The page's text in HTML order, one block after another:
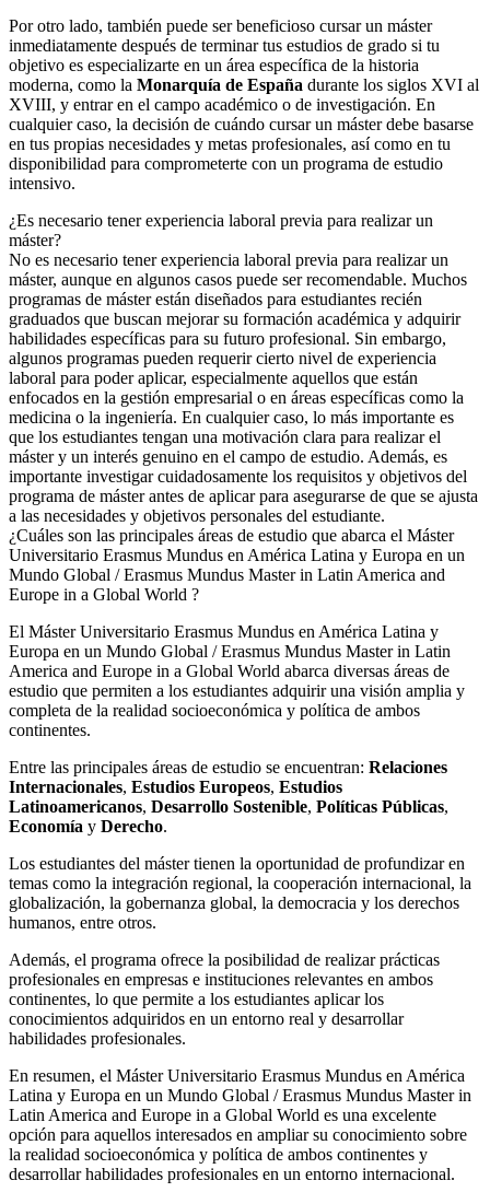
Por otro lado, también puede ser beneficioso cursar un máster
inmediatamente después de terminar tus estudios de grado si tu
objetivo es especializarte en un área específica de la historia
moderna, como la Monarquía de España durante los siglos XVI al
XVIII, y entrar en el campo académico o de investigación. En
cualquier caso, la decisión de cuándo cursar un máster debe basarse
en tus propias necesidades y metas profesionales, así como en tu
disponibilidad para comprometerte con un programa de estudio
intensivo.
¿Es necesario tener experiencia laboral previa para realizar un
máster?
No es necesario tener experiencia laboral previa para realizar un
máster, aunque en algunos casos puede ser recomendable. Muchos
programas de máster están diseñados para estudiantes recién
graduados que buscan mejorar su formación académica y adquirir
habilidades específicas para su futuro profesional. Sin embargo,
algunos programas pueden requerir cierto nivel de experiencia
laboral para poder aplicar, especialmente aquellos que están
enfocados en la gestión empresarial o en áreas específicas como la
medicina o la ingeniería. En cualquier caso, lo más importante es
que los estudiantes tengan una motivación clara para realizar el
máster y un interés genuino en el campo de estudio. Además, es
importante investigar cuidadosamente los requisitos y objetivos del
programa de máster antes de aplicar para asegurarse de que se ajusta
a las necesidades y objetivos personales del estudiante.
¿Cuáles son las principales áreas de estudio que abarca el Máster
Universitario Erasmus Mundus en América Latina y Europa en un
Mundo Global / Erasmus Mundus Master in Latin America and
Europe in a Global World ?
El Máster Universitario Erasmus Mundus en América Latina y
Europa en un Mundo Global / Erasmus Mundus Master in Latin
America and Europe in a Global World abarca diversas áreas de
estudio que permiten a los estudiantes adquirir una visión amplia y
completa de la realidad socioeconómica y política de ambos
continentes.
Entre las principales áreas de estudio se encuentran: Relaciones
Internacionales, Estudios Europeos, Estudios
Latinoamericanos, Desarrollo Sostenible, Políticas Públicas,
Economía y Derecho.
Los estudiantes del máster tienen la oportunidad de profundizar en
temas como la integración regional, la cooperación internacional, la
globalización, la gobernanza global, la democracia y los derechos
humanos, entre otros.
Además, el programa ofrece la posibilidad de realizar prácticas
profesionales en empresas e instituciones relevantes en ambos
continentes, lo que permite a los estudiantes aplicar los
conocimientos adquiridos en un entorno real y desarrollar
habilidades profesionales.
En resumen, el Máster Universitario Erasmus Mundus en América
Latina y Europa en un Mundo Global / Erasmus Mundus Master in
Latin America and Europe in a Global World es una excelente
opción para aquellos interesados en ampliar su conocimiento sobre
la realidad socioeconómica y política de ambos continentes y
desarrollar habilidades profesionales en un entorno internacional.